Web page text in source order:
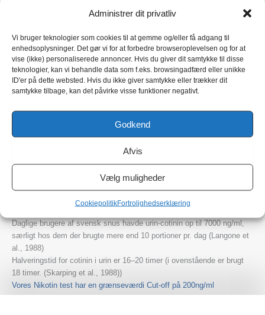
Administrer dit privatliv
Vi bruger teknologier som cookies til at gemme og/eller få adgang til
enhedsoplysninger. Det gør vi for at forbedre browseroplevelsen og for at
vise (ikke) personaliserede annoncer. Hvis du giver dit samtykke til disse
teknologier, kan vi behandle data som f.eks. browsingadfærd eller unikke
ID'er på dette websted. Hvis du ikke giver samtykke eller trækker dit
samtykke tilbage, kan det påvirke visse funktioner negativt.
Godkend
Afvis
Vælg muligheder
CookiepolitikFortrolighedserklæring
eksponering
eksponering
500–
1500
ng/ml
Let-moderat
daglig bruger
Daglig brug af cigaretter (1–5 stk)
eller 1–4 stærke snusportioner/dag
1500–
4000
ng/ml
Hyppig eller
intensiv daglig
bruger
Rygere (5–10 cigaretter) eller brugere
>4000
snusportioner/dag
Ved brug af stærk snus 10–15 gange dagligt, kan man nemt nå
cotinin-niveauer over 4000 ng/ml i urin – især hvis man bruger mærker
Daglige brugere af svensk snus havde urin-cotinin op til 7000 ng/ml,
særligt hos dem der brugte mere end 10 portioner pr. dag (Langone et
al., 1988)
Halveringstid for cotinin i urin er 16–20 timer (i ovenstående er brugt
18 timer. (Skarping et al., 1988))
Vores Nikotin test har en grænseværdi Cut-off på 200ng/ml